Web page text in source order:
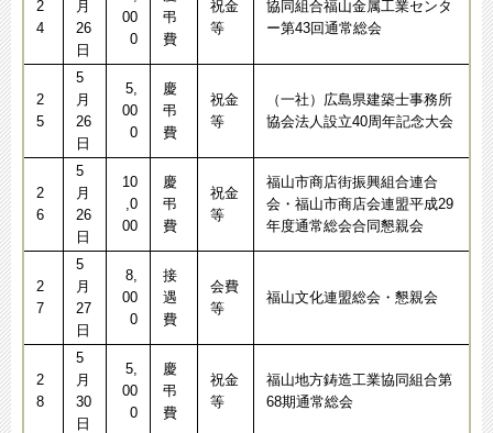
2
4
月
26
日
00
0
弔
費
祝金
等
協同組合福山金属工業センタ
ー第43回通常総会
2
5
5
月
26
日
5,
00
0
慶
弔
費
祝金
等
（一社）広島県建築士事務所
協会法人設立40周年記念大会
2
6
5
月
26
日
10
,0
00
慶
弔
費
祝金
等
福山市商店街振興組合連合
会・福山市商店会連盟平成29
年度通常総会合同懇親会
2
7
5
月
27
日
8,
00
0
接
遇
費
会費
等
福山文化連盟総会・懇親会
2
8
5
月
30
日
5,
00
0
慶
弔
費
祝金
等
福山地方鋳造工業協同組合第
68期通常総会